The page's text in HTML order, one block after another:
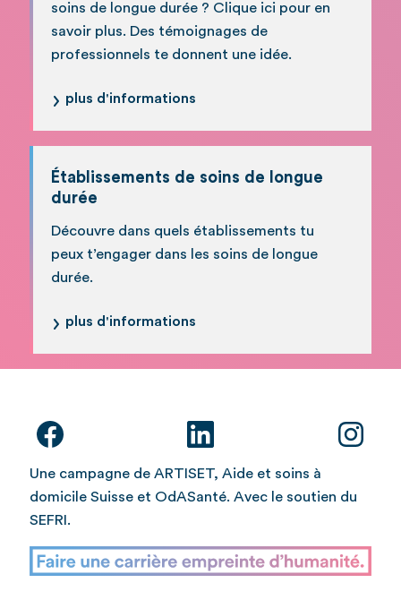
soins de longue durée ? Clique ici pour en
savoir plus. Des témoignages de
professionnels te donnent une idée.
plus d'informations
Établissements de soins de longue
durée
Découvre dans quels établissements tu
peux t’engager dans les soins de longue
durée.
plus d'informations
Une campagne de ARTISET, Aide et soins à
domicile Suisse et OdASanté. Avec le soutien du
SEFRI.